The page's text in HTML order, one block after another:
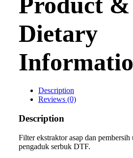
Dietary
Description
Reviews (0)
Description
Filter ekstraktor asap dan pembersih
pengaduk serbuk DTF.